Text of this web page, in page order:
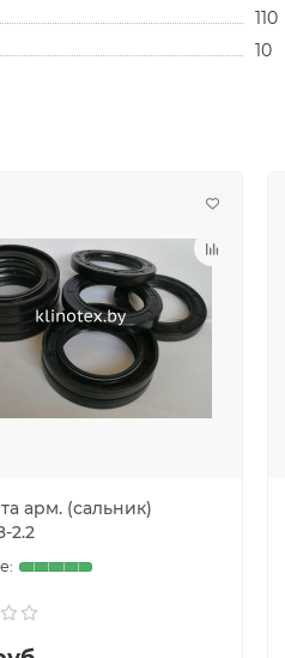
110
10
арм. (сальник)
2.2